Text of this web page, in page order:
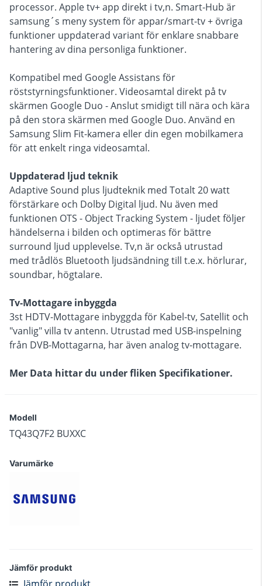
processor. Apple tv+ app direkt i tv,n. Smart-Hub är
samsung´s meny system för appar/smart-tv + övriga
funktioner uppdaterad variant för enklare snabbare
hantering av dina personliga funktioner.
Kompatibel med Google Assistans för
röststyrningsfunktioner. Videosamtal direkt på tv
skärmen Google Duo - Anslut smidigt till nära och kära
på den stora skärmen med Google Duo. Använd en
Samsung Slim Fit-kamera eller din egen mobilkamera
för att enkelt ringa videosamtal.
Uppdaterad ljud teknik
Adaptive Sound plus ljudteknik med Totalt 20 watt
förstärkare och Dolby Digital ljud. Nu även med
funktionen OTS - Object Tracking System - ljudet följer
händelserna i bilden och optimeras för bättre
surround ljud upplevelse. Tv,n är också utrustad
med trådlös Bluetooth ljudsändning till t.e.x. hörlurar,
soundbar, högtalare.
Tv-Mottagare inbyggda
3st HDTV-Mottagare inbyggda för Kabel-tv, Satellit och
"vanlig" villa tv antenn. Utrustad med USB-inspelning
från DVB-Mottagarna, har även analog tv-mottagare.
Mer Data hittar du under fliken Specifikationer.
Modell
TQ43Q7F2 BUXXC
Varumärke
Jämför produkt